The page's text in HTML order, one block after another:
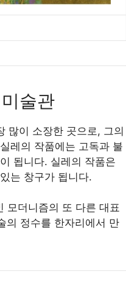
술관
많이 소장한 곳으로, 그의
레의 작품에는 고독과 불
됩니다. 실레의 작품은
는 창구가 됩니다.
모더니즘의 또 다른 대표
의 정수를 한자리에서 만